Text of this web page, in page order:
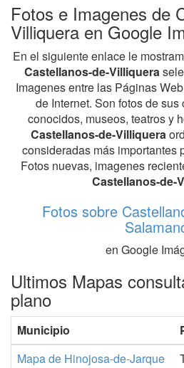
Fotos e Imagenes de
Villiquera en Google
En el siguiente enlace le
Castellanos-de-Villiquera
Imagenes entre las Páginas
de Internet. Son fotos de
conocidos, museos, teatros y
Castellanos-de-Villiquera
consideradas más importantes
Fotos nuevas, imagenes
Castellanos-de-
Fotos sobre
en Google
Ultimos Mapas
plano
Municipio
Mapa de Hinojosa-de-Jarque